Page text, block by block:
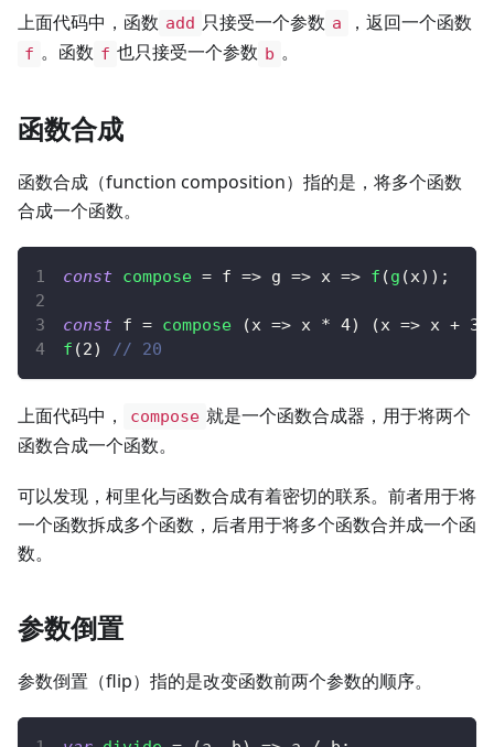
上面代码中，函数 add 只接受一个参数 a ，返回一个函数
f 。函数 f 也只接受一个参数 b 。
函数合成
函数合成（function composition）指的是，将多个函数
合成一个函数。
const compose = f => g => x => f (g (x) ) ;
const f = compose (x => x * 4) (x => x + 3
f (2) // 20
上面代码中， compose 就是一个函数合成器，用于将两个
函数合成一个函数。
可以发现，柯里化与函数合成有着密切的联系。前者用于将
一个函数拆成多个函数，后者用于将多个函数合并成一个函
数。
参数倒置
参数倒置（flip）指的是改变函数前两个参数的顺序。